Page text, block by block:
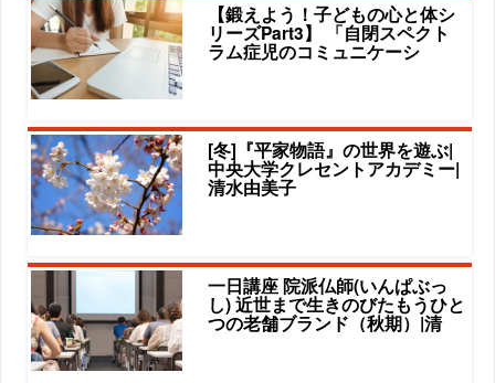
【鍛えよう！子どもの心と体シ
リーズPart3】 「自閉スペクト
ラム症児のコミュニケーシ
[冬]『平家物語』の世界を遊ぶ|
中央大学クレセントアカデミー|
清水由美子
一日講座 院派仏師(いんぱぶっ
し) 近世まで生きのびたもうひと
つの老舗ブランド（秋期）|清